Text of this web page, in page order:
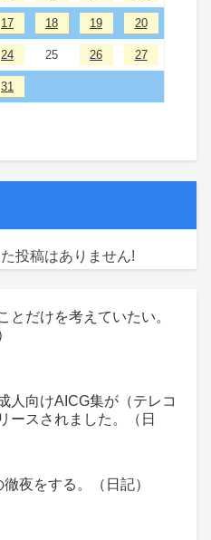
17 18 19 20
24 25 26 27
31
投稿はありません!
とだけを考えていたい。
人向けAICG集が（テレコ
ースされました。（日
夜をする。（日記）